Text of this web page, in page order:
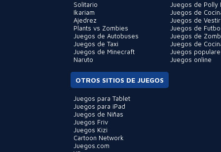
Solitario
Ikariam
Ajedrez
Plants vs Zombies
Juegos de Autobuses
Juegos de Taxi
Juegos de Minecraft
Naruto
Juegos de Polly
Juegos de
Juegos de Vestir
Juegos de
Juegos de
Juegos de
Juegos
Juegos online
OTROS SITIOS DE JUEGOS
Juegos para Tablet
Juegos para iPad
Juegos de Niñas
Juegos Friv
Juegos Kizi
Cartoon Network
Juegos.com